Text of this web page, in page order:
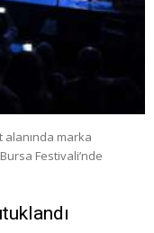
alanında marka
Festivali’nde